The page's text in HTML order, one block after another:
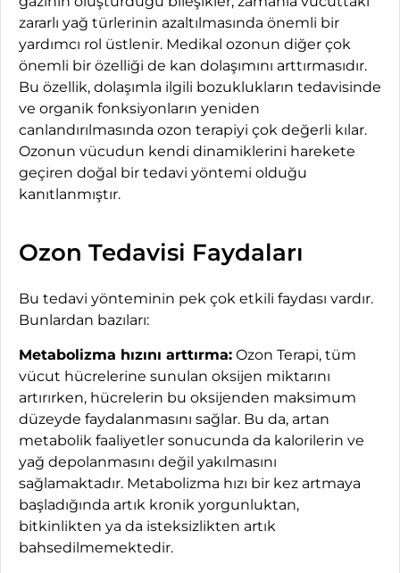
zararlı yağ türlerinin azaltılmasında önemli bir
yardımcı rol üstlenir. Medikal ozonun diğer çok
önemli bir özelliği de kan dolaşımını arttırmasıdır.
Bu özellik, dolaşımla ilgili bozuklukların tedavisinde
ve organik fonksiyonların yeniden
canlandırılmasında ozon terapiyi çok değerli kılar.
Ozonun vücudun kendi dinamiklerini harekete
geçiren doğal bir tedavi yöntemi olduğu
kanıtlanmıştır.
Ozon Tedavisi Faydaları
Bu tedavi yönteminin pek çok etkili faydası vardır.
Bunlardan bazıları:
Metabolizma hızını arttırma: Ozon Terapi, tüm
vücut hücrelerine sunulan oksijen miktarını
artırırken, hücrelerin bu oksijenden maksimum
düzeyde faydalanmasını sağlar. Bu da, artan
metabolik faaliyetler sonucunda da kalorilerin ve
yağ depolanmasını değil yakılmasını
sağlamaktadır. Metabolizma hızı bir kez artmaya
başladığında artık kronik yorgunluktan,
bitkinlikten ya da isteksizlikten artık
bahsedilmemektedir.